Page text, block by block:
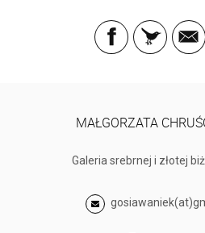
MAŁGORZATA
Galeria srebrnej i złotej